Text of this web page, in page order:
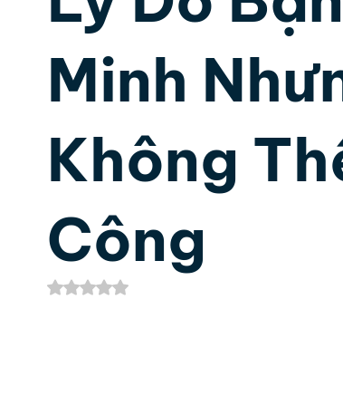
Doanh nghiệp Hôn nhân, Tình yêu
Quản lý cảm xúc, Thiền, Chữa lành Tuổi trẻ
Phát Triển Bản Thân Nhân Tướng Học
Kinh Dịch Thần số học và DISC
Minh
Không
Công
Đã xếp hạng NaN/5 sao.